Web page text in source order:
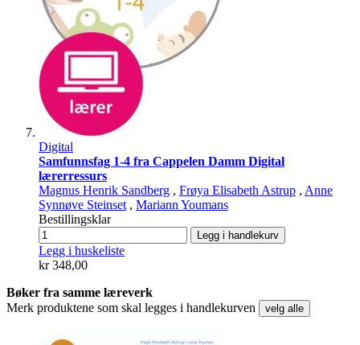
Digital
Samfunnsfag 1-4 fra Cappelen Damm Digital
lærerressurs
Magnus Henrik Sandberg , Frøya Elisabeth Astrup , Anne
Synnøve Steinset , Mariann Youmans
Bestillingsklar
Legg i handlekurv
Legg i huskeliste
kr 348,00
Bøker fra samme læreverk
Merk produktene som skal legges i handlekurven
velg alle